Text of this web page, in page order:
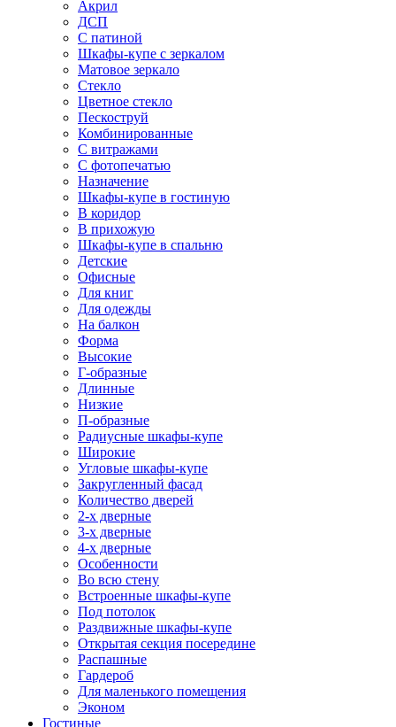
Акрил
ДСП
С патиной
Шкафы-купе с зеркалом
Матовое зеркало
Стекло
Цветное стекло
Пескоструй
Комбинированные
С витражами
С фотопечатью
Назначение
Шкафы-купе в гостиную
В коридор
В прихожую
Шкафы-купе в спальню
Детские
Офисные
Для книг
Для одежды
На балкон
Форма
Высокие
Г-образные
Длинные
Низкие
П-образные
Радиусные шкафы-купе
Широкие
Угловые шкафы-купе
Закругленный фасад
Количество дверей
2-х дверные
3-х дверные
4-х дверные
Особенности
Во всю стену
Встроенные шкафы-купе
Под потолок
Раздвижные шкафы-купе
Открытая секция посередине
Распашные
Гардероб
Для маленького помещения
Эконом
Гостиные